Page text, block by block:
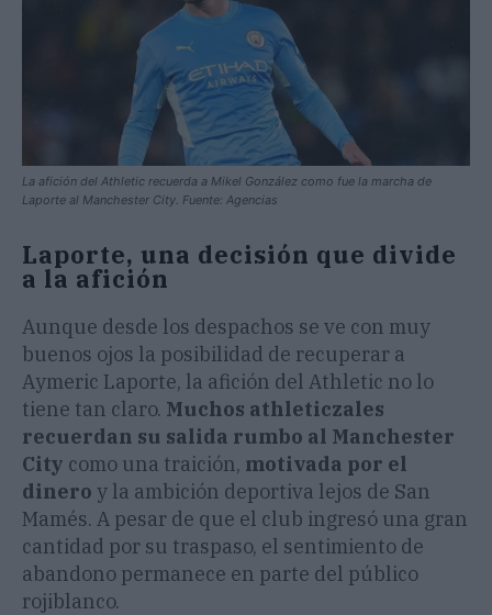
La afición del Athletic recuerda a Mikel González como fue la marcha de
Laporte al Manchester City. Fuente: Agencias
Laporte, una decisión que divide
a la afición
Aunque desde los despachos se ve con muy
buenos ojos la posibilidad de recuperar a
Aymeric Laporte, la afición del Athletic no lo
tiene tan claro. Muchos athleticzales
recuerdan su salida rumbo al Manchester
City como una traición, motivada por el
dinero y la ambición deportiva lejos de San
Mamés. A pesar de que el club ingresó una gran
cantidad por su traspaso, el sentimiento de
abandono permanece en parte del público
rojiblanco.